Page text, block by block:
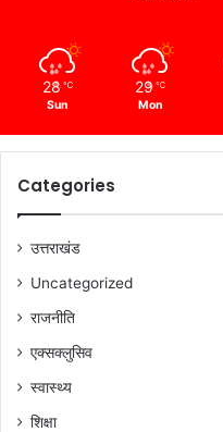
28 ℃
Sun
29 ℃
Mon
Categories
उत्तराखंड
Uncategorized
राजनीति
एक्सक्लुसिव
स्वास्थ्य
शिक्षा